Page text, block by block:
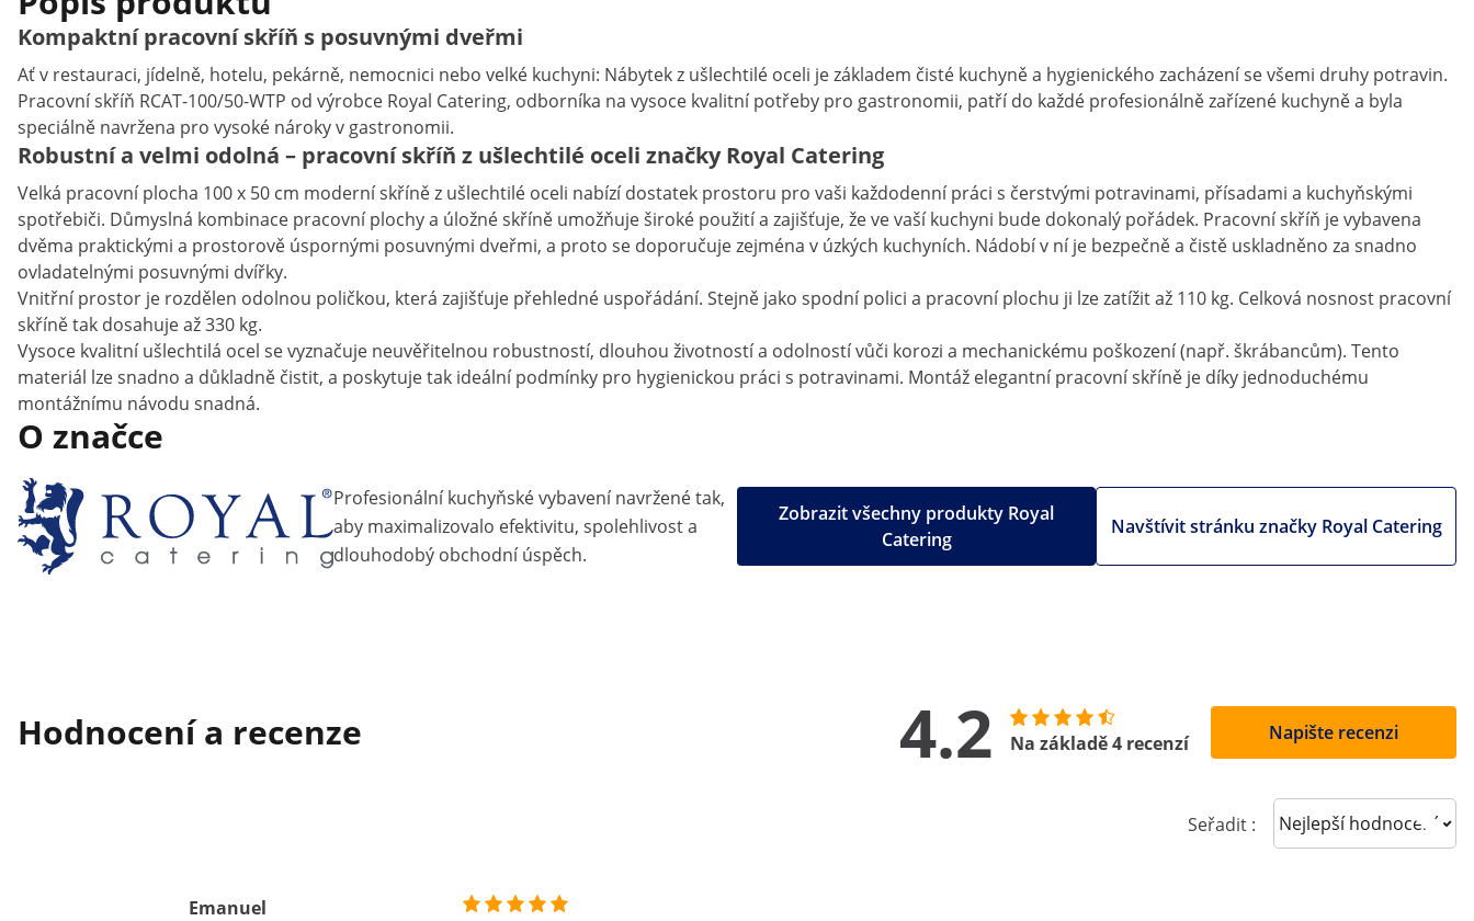
Kompaktní pracovní skříň s posuvnými dveřmi
Ať v restauraci, jídelně, hotelu, pekárně, nemocnici nebo velké kuchyni: Nábytek z ušlechtilé oceli je základem čisté kuchyně a hygienického zacházení se všemi druhy potravin.
Pracovní skříň RCAT-100/50-WTP od výrobce Royal Catering, odborníka na vysoce kvalitní potřeby pro gastronomii, patří do každé profesionálně zařízené kuchyně a byla
speciálně navržena pro vysoké nároky v gastronomii.
Robustní a velmi odolná – pracovní skříň z ušlechtilé oceli značky Royal Catering
Velká pracovní plocha 100 x 50 cm moderní skříně z ušlechtilé oceli nabízí dostatek prostoru pro vaši každodenní práci s čerstvými potravinami, přísadami a kuchyňskými
spotřebiči. Důmyslná kombinace pracovní plochy a úložné skříně umožňuje široké použití a zajišťuje, že ve vaší kuchyni bude dokonalý pořádek. Pracovní skříň je vybavena
dvěma praktickými a prostorově úspornými posuvnými dveřmi, a proto se doporučuje zejména v úzkých kuchyních. Nádobí v ní je bezpečně a čistě uskladněno za snadno
ovladatelnými posuvnými dvířky.
Vnitřní prostor je rozdělen odolnou poličkou, která zajišťuje přehledné uspořádání. Stejně jako spodní polici a pracovní plochu ji lze zatížit až 110 kg. Celková nosnost pracovní
skříně tak dosahuje až 330 kg.
Vysoce kvalitní ušlechtilá ocel se vyznačuje neuvěřitelnou robustností, dlouhou životností a odolností vůči korozi a mechanickému poškození (např. škrábancům). Tento
materiál lze snadno a důkladně čistit, a poskytuje tak ideální podmínky pro hygienickou práci s potravinami. Montáž elegantní pracovní skříně je díky jednoduchému
montážnímu návodu snadná.
O značce
Profesionální kuchyňské vybavení navržené tak,
aby maximalizovalo efektivitu, spolehlivost a
dlouhodobý obchodní úspěch.
Navštívit stránku značky Royal Catering
Zobrazit všechny produkty Royal
Catering
Hodnocení a recenze 4.2 Na základě 4 recenzí Napište recenzi
Seřadit : Sort reviews
Emanuel